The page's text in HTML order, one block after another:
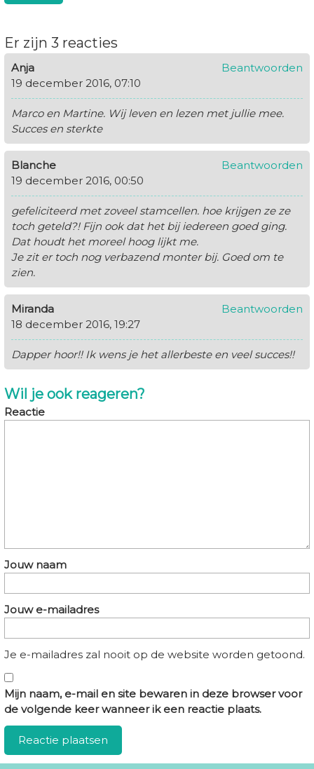
Er zijn 3 reacties
Beantwoorden
Anja
19 december 2016, 07:10
Marco en Martine. Wij leven en lezen met jullie mee.
Succes en sterkte
Beantwoorden
Blanche
19 december 2016, 00:50
gefeliciteerd met zoveel stamcellen. hoe krijgen ze ze
toch geteld?! Fijn ook dat het bij iedereen goed ging.
Dat houdt het moreel hoog lijkt me.
Je zit er toch nog verbazend monter bij. Goed om te
zien.
Beantwoorden
Miranda
18 december 2016, 19:27
Dapper hoor!! Ik wens je het allerbeste en veel succes!!
Wil je ook reageren?
Reactie
Jouw naam
Jouw e-mailadres
Je e-mailadres zal nooit op de website worden getoond.
Mijn naam, e-mail en site bewaren in deze browser voor
de volgende keer wanneer ik een reactie plaats.